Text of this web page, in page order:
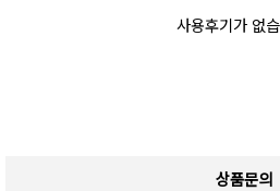
사용후기가 없
상품문의